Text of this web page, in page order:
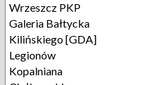
Wrzeszcz PKP
Galeria Bałtycka
Kilińskiego [GDA]
Legionów
Kopalniana